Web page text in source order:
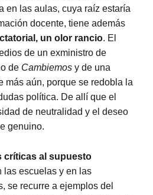
en las aulas, cuya raíz estaría
docente, tiene además
un olor rancio. El
de un exministro de
de Cambiemos y de una
más aún, porque se redobla la
política. De allí que el
de neutralidad y el deseo
genuino.
críticas al supuesto
las escuelas y en las
se recurre a ejemplos del